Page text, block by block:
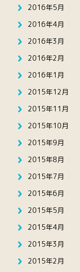
2016年5月
2016年4月
2016年3月
2016年2月
2016年1月
2015年12月
2015年11月
2015年10月
2015年9月
2015年8月
2015年7月
2015年6月
2015年5月
2015年4月
2015年3月
2015年2月